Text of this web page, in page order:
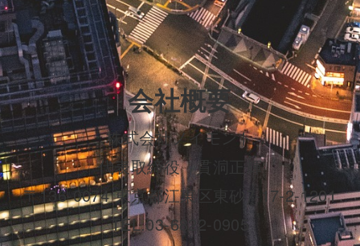
会社概要
株式会社ノイモント
代表取締役 貫洞正輝
〒136-0074 東京都江東区東砂7-17-2-1201
TEL.03-6822-0905